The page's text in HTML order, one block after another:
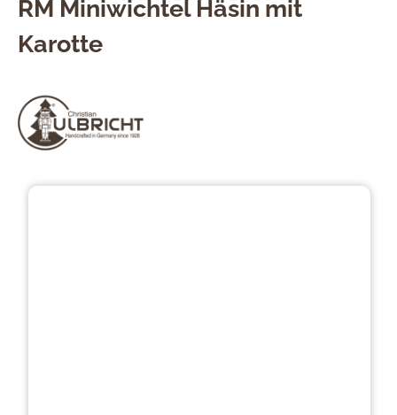
RM Miniwichtel Häsin mit
Karotte